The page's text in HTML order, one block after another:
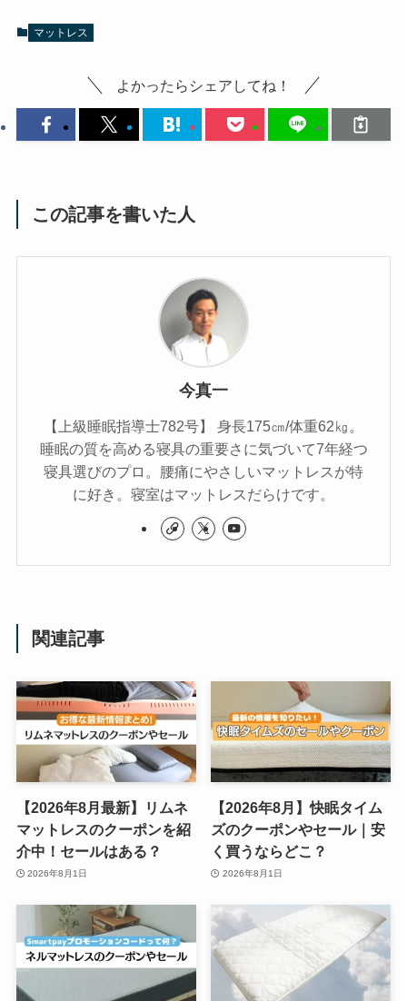
マットレス
よかったらシェアしてね！
この記事を書いた人
今真一
【上級睡眠指導士782号】 身長175㎝/体重62㎏。
睡眠の質を高める寝具の重要さに気づいて7年経つ
寝具選びのプロ。腰痛にやさしいマットレスが特
に好き。寝室はマットレスだらけです。
関連記事
【2026年8月最新】リムネ
マットレスのクーポンを紹
介中！セールはある？
2026年8月1日
【2026年8月】快眠タイム
ズのクーポンやセール｜安
く買うならどこ？
2026年8月1日